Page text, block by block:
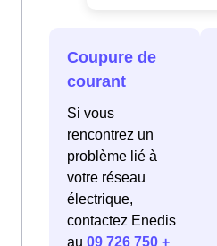
Coupure de
courant
Si vous
rencontrez un
problème lié à
votre réseau
électrique,
contactez Enedis
au 09 726 750 +